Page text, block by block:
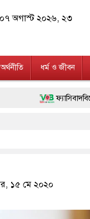
০৭ অগাস্ট ২০২৬, ২৩
অর্থনীতি ধর্ম ও জীবন
ফ্যাসিবাদবিরোধী আন্দোলনে
জনগণ পরিবর্তন চেয়েছে
২৮ লাখ টাকার জাল
নেতৃত্ব ও গণতন্ত্রের মূর্তমান
অবৈধ বিদেশি পিস্তল,
১৫ মে ২০২০